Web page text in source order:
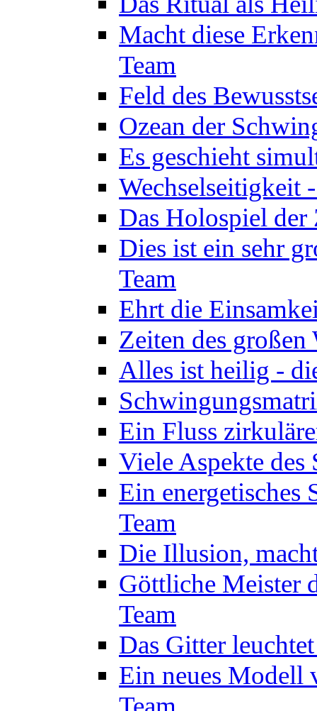
Macht diese
Team
Feld des
Ozean der
Es geschieht
Wechselseitigkeit
Das Holospiel der
Dies ist ein sehr
Team
Ehrt die
Zeiten des großen
Alles ist heilig -
Ein Fluss
Viele Aspekte des
Ein energetisches
Team
Die Illusion,
Göttliche Meister
Team
Das Gitter
Ein neues Modell